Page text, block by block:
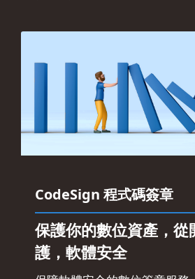
CodeSign 程式碼簽章
保護你的數位資產，從
護，軟體安全